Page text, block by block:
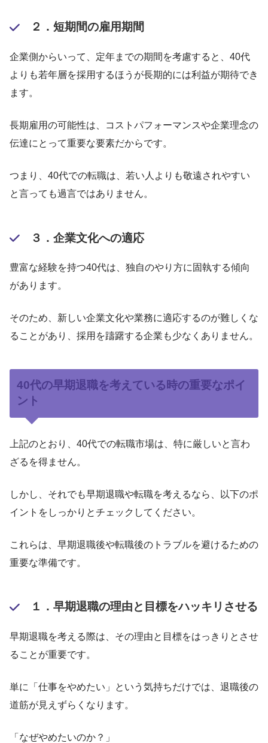
２．短期間の雇用期間
企業側からいって、定年までの期間を考慮すると、40代
よりも若年層を採用するほうが長期的には利益が期待でき
ます。
長期雇用の可能性は、コストパフォーマンスや企業理念の
伝達にとって重要な要素だからです。
つまり、40代での転職は、若い人よりも敬遠されやすい
と言っても過言ではありません。
３．企業文化への適応
豊富な経験を持つ40代は、独自のやり方に固執する傾向
があります。
そのため、新しい企業文化や業務に適応するのが難しくな
ることがあり、採用を躊躇する企業も少なくありません。
40代の早期退職を考えている時の重要なポイ
ント
上記のとおり、40代での転職市場は、特に厳しいと言わ
ざるを得ません。
しかし、それでも早期退職や転職を考えるなら、以下のポ
イントをしっかりとチェックしてください。
これらは、早期退職後や転職後のトラブルを避けるための
重要な準備です。
１．早期退職の理由と目標をハッキリさせる
早期退職を考える際は、その理由と目標をはっきりとさせ
ることが重要です。
単に「仕事をやめたい」という気持ちだけでは、退職後の
道筋が見えずらくなります。
「なぜやめたいのか？」